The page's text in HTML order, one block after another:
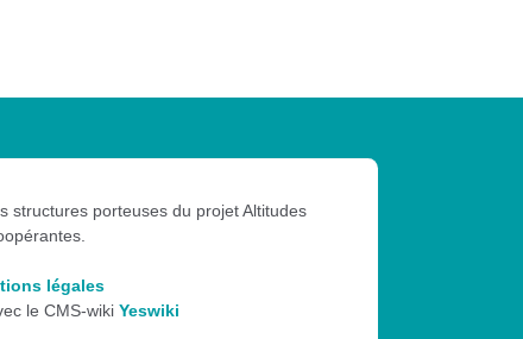
structures porteuses du projet Altitudes
légales
le CMS-wikiYeswiki